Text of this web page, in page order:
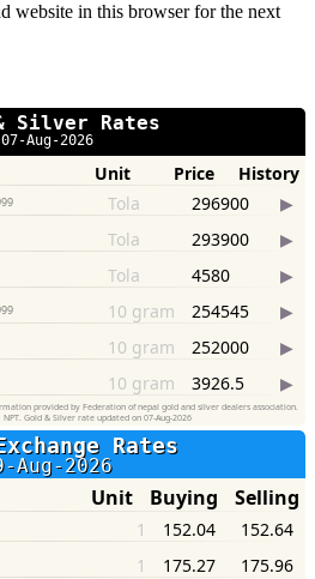
website in this browser for the next